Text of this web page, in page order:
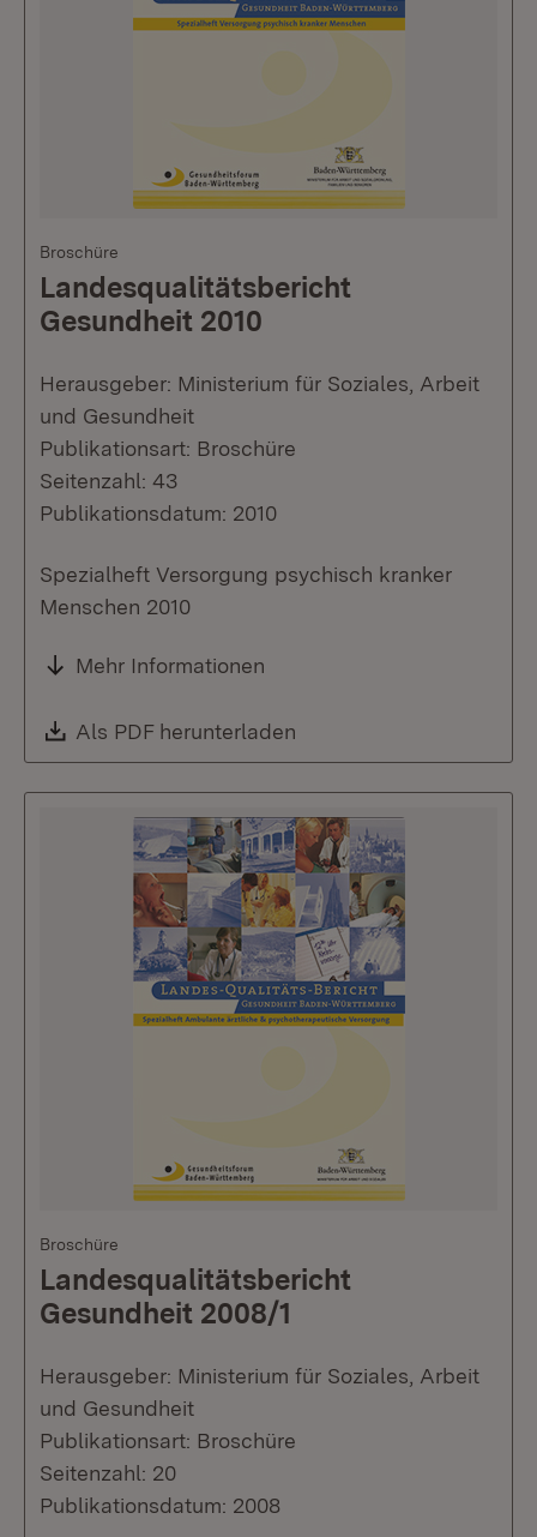
Broschüre
Landesqualitätsbericht
Gesundheit 2010
Herausgeber: Ministerium für Soziales, Arbeit
und Gesundheit
Publikationsart: Broschüre
Seitenzahl: 43
Publikationsdatum: 2010
Spezialheft Versorgung psychisch kranker
Menschen 2010
Mehr Informationen
Download:
Als PDF herunterladen
Broschüre
Landesqualitätsbericht
Gesundheit 2008/1
Herausgeber: Ministerium für Soziales, Arbeit
und Gesundheit
Publikationsart: Broschüre
Seitenzahl: 20
Publikationsdatum: 2008